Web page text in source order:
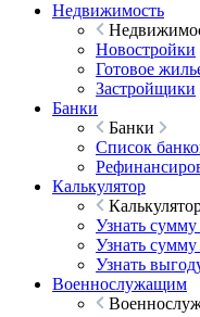
Недвижимость
Новостройки
Готовое
Застройщики
Банки
Банки
Список
Калькулятор
Узнать
Узнать
Узнать
Военнослужащим